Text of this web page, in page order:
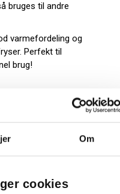
Om
cookies
bruges til andre
varmefordeling og
Perfekt til
brug!